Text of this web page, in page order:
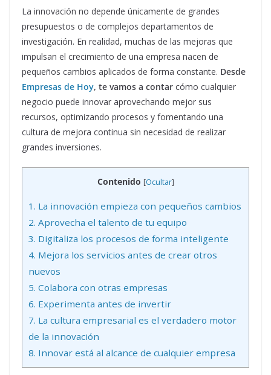
La innovación no depende únicamente de grandes
presupuestos o de complejos departamentos de
investigación. En realidad, muchas de las mejoras que
impulsan el crecimiento de una empresa nacen de
pequeños cambios aplicados de forma constante. Desde
Empresas de Hoy, te vamos a contar cómo cualquier
negocio puede innovar aprovechando mejor sus
recursos, optimizando procesos y fomentando una
cultura de mejora continua sin necesidad de realizar
grandes inversiones.
Contenido [Ocultar]
1. La innovación empieza con pequeños cambios
2. Aprovecha el talento de tu equipo
3. Digitaliza los procesos de forma inteligente
4. Mejora los servicios antes de crear otros
nuevos
5. Colabora con otras empresas
6. Experimenta antes de invertir
7. La cultura empresarial es el verdadero motor
de la innovación
8. Innovar está al alcance de cualquier empresa